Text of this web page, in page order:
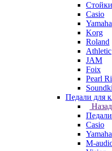
Casio
Yamaha
Korg
Roland
Athletic
JAM
Foix
Pearl
Педали для
Назад
Casio
Yamaha
M-